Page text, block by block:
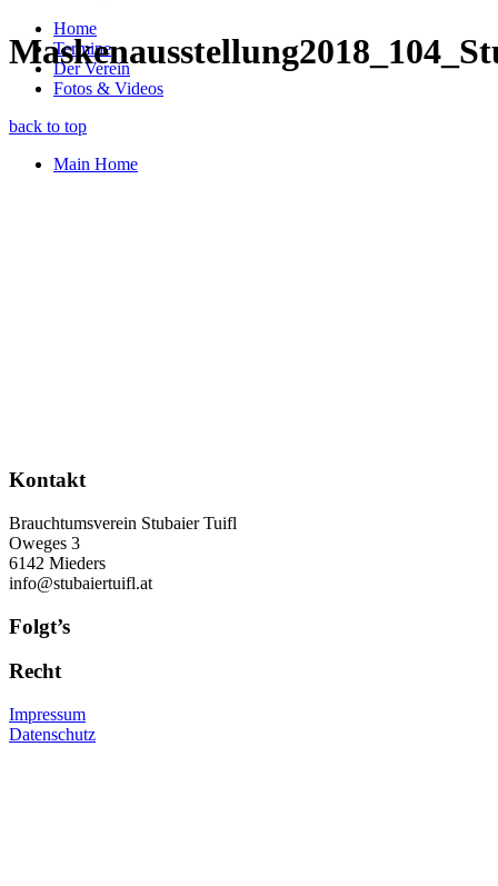
Home
Termine
Der Verein
Fotos & Videos
back to top
Main Home
Kontakt
Brauchtumsverein Stubaier Tuifl
Oweges 3
6142 Mieders
info@stubaiertuifl.at
Folgt’s
Recht
Impressum
Datenschutz